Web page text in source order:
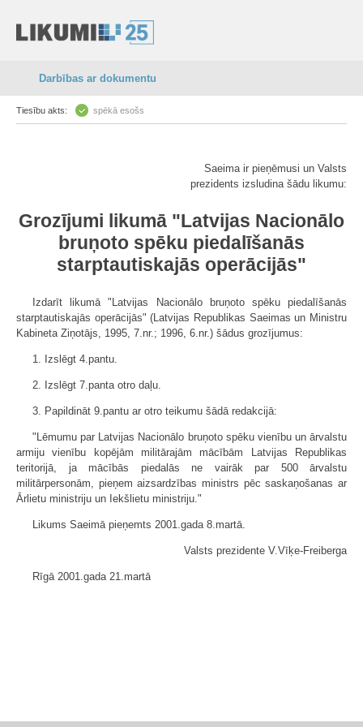
Darbības ar dokumentu
Tiesību akts: spēkā esošs
Saeima ir pieņēmusi un Valsts
prezidents izsludina šādu likumu:
Grozījumi likumā "Latvijas Nacionālo
bruņoto spēku piedalīšanās
starptautiskajās operācijās"
Izdarīt likumā "Latvijas Nacionālo bruņoto spēku piedalīšanās
starptautiskajās operācijās" (Latvijas Republikas Saeimas un Ministru
Kabineta Ziņotājs, 1995, 7.nr.; 1996, 6.nr.) šādus grozījumus:
1. Izslēgt 4.pantu.
2. Izslēgt 7.panta otro daļu.
3. Papildināt 9.pantu ar otro teikumu šādā redakcijā:
"Lēmumu par Latvijas Nacionālo bruņoto spēku vienību un ārvalstu
armiju vienību kopējām militārajām mācībām Latvijas Republikas
teritorijā, ja mācībās piedalās ne vairāk par 500 ārvalstu
militārpersonām, pieņem aizsardzības ministrs pēc saskaņošanas ar
Ārlietu ministriju un Iekšlietu ministriju."
Likums Saeimā pieņemts 2001.gada 8.martā.
Valsts prezidente V.Vīķe-Freiberga
Rīgā 2001.gada 21.martā